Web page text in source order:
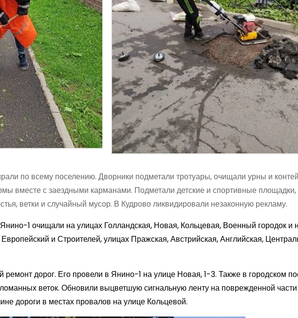
по всему поселению. Дворники подметали тротуары, очищали урны и
вместе с заездными карманами. Подметали детские и спортивные
ветки и случайный мусор. В Кудрово ликвидировали незаконную рекламу.
1 очищали на улицах Голландская, Новая, Кольцевая, Военный городок и
и Строителей, улицах Пражская, Австрийская, Английская,
дорог. Его провели в Янино-1 на улице Новая, 1-3. Также в городском
веток. Обновили выцветшую сигнальную ленту на поврежденной части
дороги в местах провалов на улице Кольцевой.